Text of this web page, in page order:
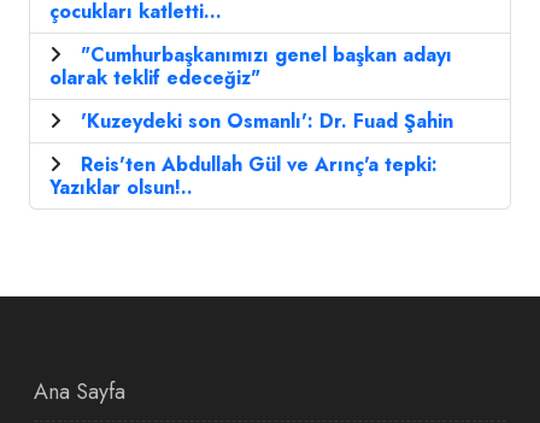
çocukları katletti...
"Cumhurbaşkanımızı genel başkan adayı
olarak teklif edeceğiz"
'Kuzeydeki son Osmanlı': Dr. Fuad Şahin
Reis'ten Abdullah Gül ve Arınç'a tepki:
Yazıklar olsun!..
Ana Sayfa